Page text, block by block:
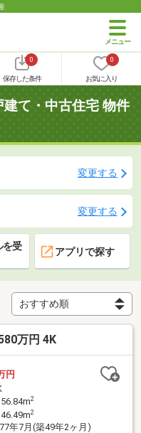
0
保存した条件
0
お気に入り
て・中古住宅 物件
変更する
変更する
を受
アプリで探す
万円 4K
円
2
2
年7月(築49年2ヶ月)